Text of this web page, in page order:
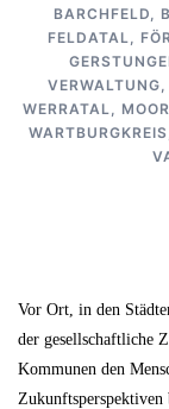
BARCHFELD
FELDATAL
VERWALTUNG
WERRATAL
WARTBURGKREIS
Vor Ort, in den
der gesellschaftliche
Kommunen den